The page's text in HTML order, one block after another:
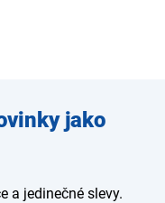
jako
a jedinečné slevy.